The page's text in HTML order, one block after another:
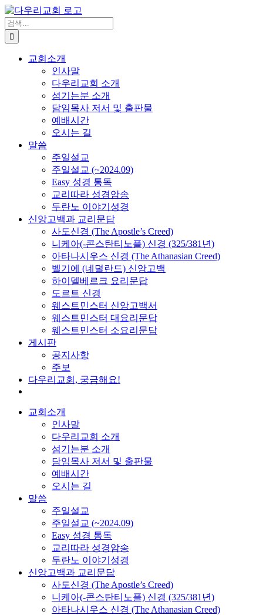
Skip
to
content
검
색
...
교회소개
인사말
다우리교회 소개
섬기는분 소개
담임목사 저서 및 출판물
예배시간
오시는 길
말씀
주일설교
주일설교 (~2024.09)
Easy 성경 통독
교리따라 성경암송
두란노 이야기성경
신앙고백과 교리문답
사도신경 (The Apostle’s Creed)
니케아(-콘스탄티노플) 신경 (325/381년)
아타나시우스 신경 (The Athanasian Creed)
벨기에 (네덜란드) 신앙고백
하이델베르크 요리문답
도르트 신경
웨스트민스터 신앙고백서
웨스트민스터 대요리문답
웨스트민스터 소요리문답
게시판
공지사항
주보
다우리교회, 궁금해요!
교회소개
인사말
다우리교회 소개
섬기는분 소개
담임목사 저서 및 출판물
예배시간
오시는 길
말씀
주일설교
주일설교 (~2024.09)
Easy 성경 통독
교리따라 성경암송
두란노 이야기성경
신앙고백과 교리문답
사도신경 (The Apostle’s Creed)
니케아(-콘스탄티노플) 신경 (325/381년)
아타나시우스 신경 (The Athanasian Creed)